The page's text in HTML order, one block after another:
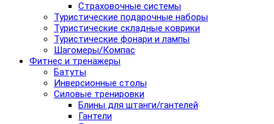
Страховочные системы
Туристические подарочные наборы
Туристические складные коврики
Туристические фонари и лампы
Шагомеры/Компас
Фитнес и тренажеры
Батуты
Инверсионные столы
Силовые тренировки
Блины для штанги/гантелей
Гантели